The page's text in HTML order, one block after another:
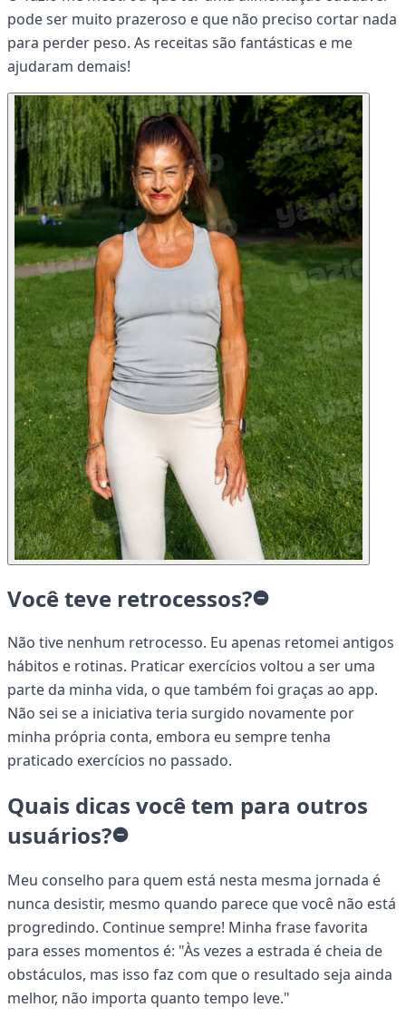
pode ser muito prazeroso e que não preciso cortar nada
para perder peso. As receitas são fantásticas e me
ajudaram demais!
Você teve retrocessos?
Não tive nenhum retrocesso. Eu apenas retomei antigos
hábitos e rotinas. Praticar exercícios voltou a ser uma
parte da minha vida, o que também foi graças ao app.
Não sei se a iniciativa teria surgido novamente por
minha própria conta, embora eu sempre tenha
praticado exercícios no passado.
Quais dicas você tem para outros
usuários?
Meu conselho para quem está nesta mesma jornada é
nunca desistir, mesmo quando parece que você não está
progredindo. Continue sempre! Minha frase favorita
para esses momentos é: "Às vezes a estrada é cheia de
obstáculos, mas isso faz com que o resultado seja ainda
melhor, não importa quanto tempo leve."